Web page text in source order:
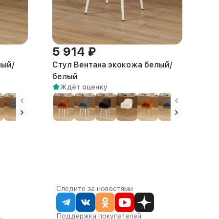
5 914 ₽
Стул Вентана экокожа белый/
белый
Ждёт оценку
Следите за новостями
Поддержка покупателей